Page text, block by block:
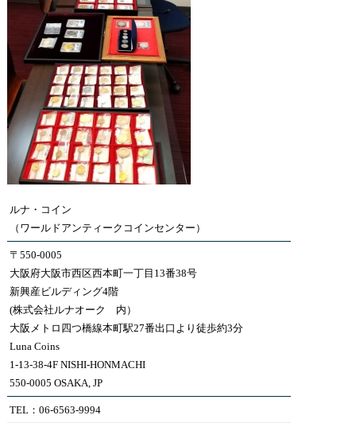
ルナ・コイン
（ワールドアンティークコインセンター）
〒550-0005
大阪府大阪市西区西本町一丁目13番38号
新興産ビルディング4階
(株式会社ルナオーク 内）
大阪メトロ四つ橋線本町駅27番出口より徒歩約3分
Luna Coins
1-13-38-4F NISHI-HONMACHI
550-0005 OSAKA, JP
TEL：06-6563-9994